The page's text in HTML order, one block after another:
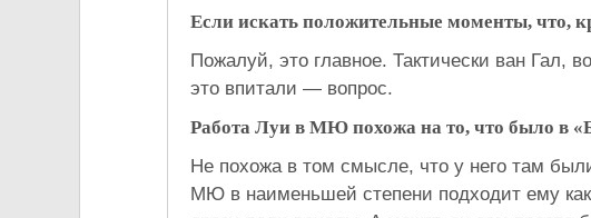
Если искать положительные моменты, что,
Пожалуй, это главное. Тактически ван Гал,
это впитали — вопрос.
Работа Луи в МЮ похожа на то, что было в
Не похожа в том смысле, что у него там
МЮ в наименьшей степени подходит ему